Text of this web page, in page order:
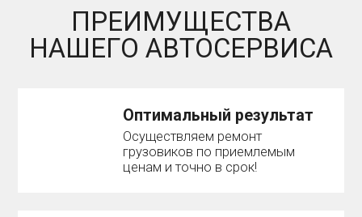
ПРЕИМУЩЕСТВА
НАШЕГО АВТОСЕРВИСА
Оптимальный результат
Осуществляем ремонт
грузовиков по приемлемым
ценам и точно в срок!